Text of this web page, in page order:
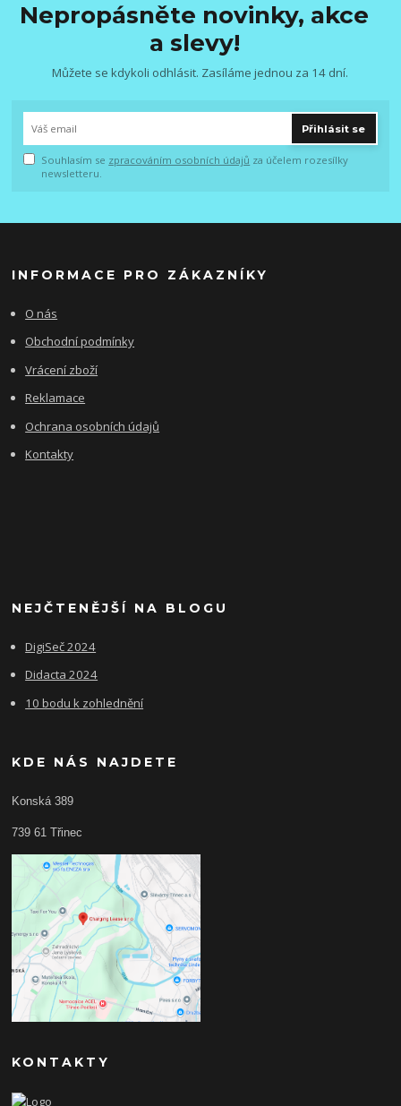
Nepropásněte novinky, akce
a slevy!
Můžete se kdykoli odhlásit. Zasíláme jednou za 14 dní.
Přihlásit se
Souhlasím se zpracováním osobních údajů za účelem rozesílky
newsletteru.
INFORMACE PRO ZÁKAZNÍKY
O nás
Obchodní podmínky
Vrácení zboží
Reklamace
Ochrana osobních údajů
Kontakty
NEJČTENĚJŠÍ NA BLOGU
DigiSeč 2024
Didacta 2024
10 bodu k zohlednění
KDE NÁS NAJDETE
Konská 389
739 61 Třinec
KONTAKTY